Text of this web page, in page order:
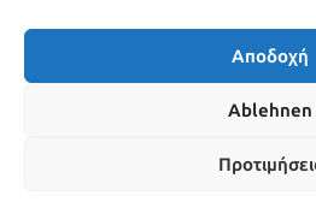
Αποδοχή
Ablehnen